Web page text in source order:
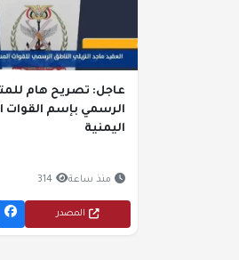
عاجل: تصريح هام
الرسمي بإسم
اليمنية
منذ ساعة 314
المصدر